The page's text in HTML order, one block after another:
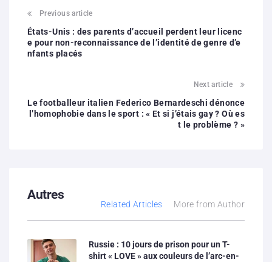
Previous article
États-Unis : des parents d’accueil perdent leur licenc
e pour non-reconnaissance de l’identité de genre d’e
nfants placés
Next article
Le footballeur italien Federico Bernardeschi dénonce
l’homophobie dans le sport : « Et si j’étais gay ? Où es
t le problème ? »
Autres
Related Articles More from Author
Russie : 10 jours de prison pour un T-
shirt « LOVE » aux couleurs de l’arc-en-